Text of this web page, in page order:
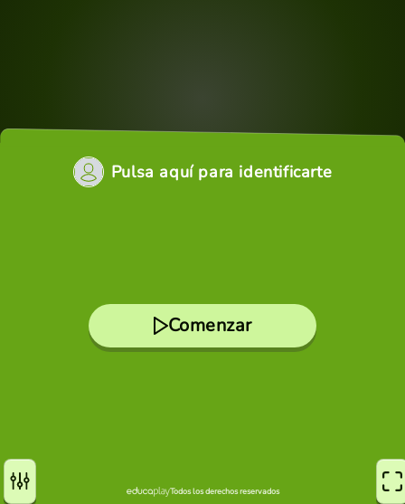
Pulsa aquí para identificarte
Comenzar
Todos los derechos reservados